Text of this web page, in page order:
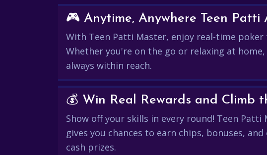
🎮 Anytime, Anywhere Teen Patti
With Teen Patti Master, enjoy real-time poker
Whether you're on the go or relaxing at
always within reach.
Show off your skills in every round! Teen Patti
gives you chances to earn chips, bonuses, and
cash prizes.